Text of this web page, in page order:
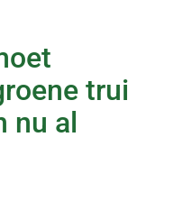
trui
nu al